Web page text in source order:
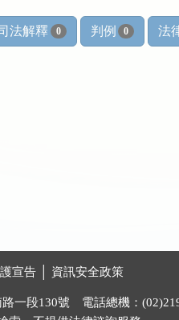
法解釋 0 判例 0 法
宣告 資訊安全政策
一段130號 電話總機：